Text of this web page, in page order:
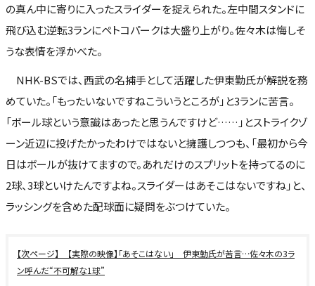
の真ん中に寄りに入ったスライダーを捉えられた。左中間スタンドに
飛び込む逆転3ランにペトコパークは大盛り上がり。佐々木は悔しそ
うな表情を浮かべた。
NHK-BSでは、西武の名捕手として活躍した伊東勤氏が解説を務
めていた。「もったいないですねこういうところが」と3ランに苦言。
「ボール球という意識はあったと思うんですけど……」とストライクゾ
ーン近辺に投げたかったわけではないと擁護しつつも、「最初から今
日はボールが抜けてますので。あれだけのスプリットを持ってるのに
2球、3球といけたんですよね。スライダーはあそこはないですね」と、
ラッシングを含めた配球面に疑問をぶつけていた。
【実際の映像】「あそこはない」 伊東勤氏が苦言…佐々木の3ラ
ン呼んだ“不可解な1球”